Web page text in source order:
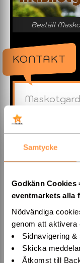
Samtycke
Godkänn Cookies
eventmarkets alla
Nödvändiga
genom att aktivera
Sidnavigering
Skicka
Åtkomst till
Beställ
KONTAKT
266 51
Vejbystrand